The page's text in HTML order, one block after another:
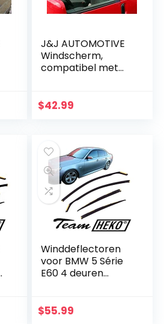
J&J AUTOMOTIVE
Windscherm,
compatibel met
2003, 2 stuks
$42.99
Winddeflectoren
voor BMW 5 Série
E60 4 deuren
$55.99